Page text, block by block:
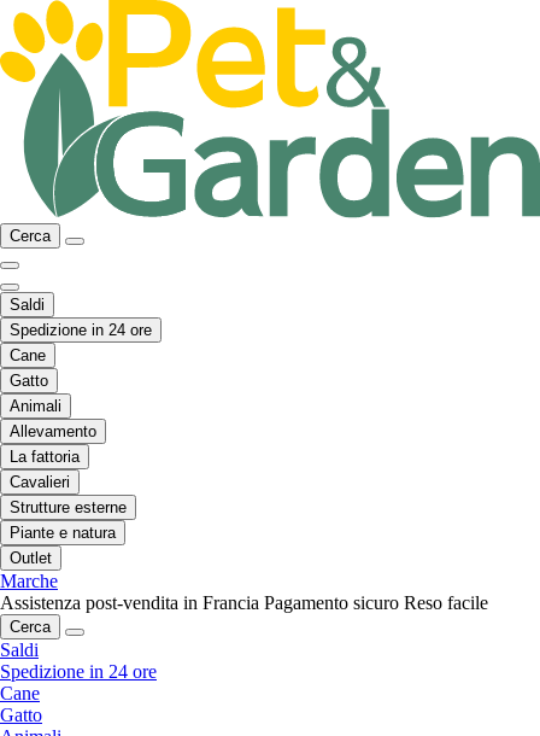
Cerca
Saldi
Spedizione in 24 ore
Cane
Gatto
Animali
Allevamento
La fattoria
Cavalieri
Strutture esterne
Piante e natura
Outlet
Marche
Assistenza post-vendita in Francia Pagamento sicuro Reso facile
Cerca
Saldi
Spedizione in 24 ore
Cane
Gatto